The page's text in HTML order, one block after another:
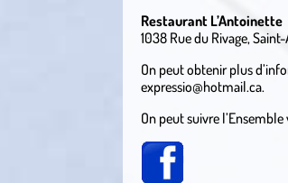
Restaurant L’Antoinette
1038 Rue du Rivage,
On peut obtenir plus
expressio@hotmail.ca.
On peut suivre